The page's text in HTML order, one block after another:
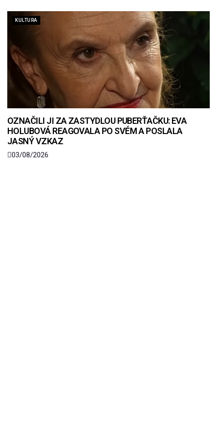
KULTURA
OZNAČILI JI ZA ZASTYDLOU PUBERŤAČKU: EVA
HOLUBOVÁ REAGOVALA PO SVÉM A POSLALA
JASNÝ VZKAZ
03/08/2026